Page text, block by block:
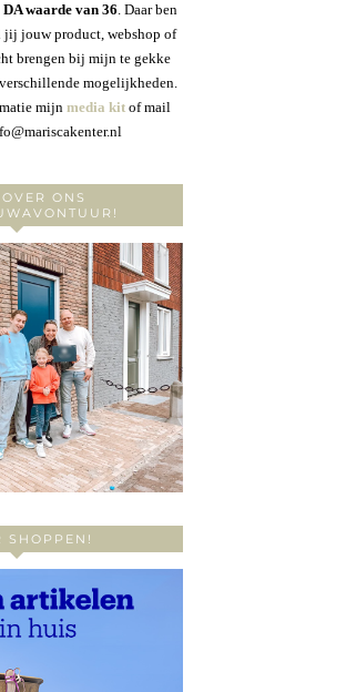
DA waarde van 36. Daar ben
jouw product, webshop of
brengen bij mijn te gekke
mogelijkheden.
mijnmedia kit of mail
ONS
SHOPPEN!